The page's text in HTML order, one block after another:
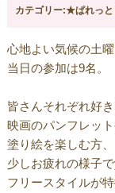
カテゴリー:★ぱれっ
心地よい気候の土曜
当日の参加は9名。
皆さんそれぞれ好
映画のパンフレッ
塗り絵を楽しむ方、
少しお疲れの様子
フリースタイルが